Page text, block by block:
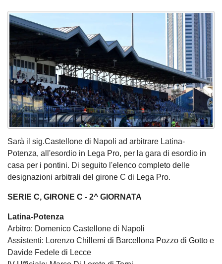
Sarà il sig.Castellone di Napoli ad arbitrare Latina-
Potenza, all'esordio in Lega Pro, per la gara di esordio in
casa per i pontini. Di seguito l'elenco completo delle
designazioni arbitrali del girone C di Lega Pro.
SERIE C, GIRONE C - 2^ GIORNATA
Latina-Potenza
Arbitro: Domenico Castellone di Napoli
Assistenti: Lorenzo Chillemi di Barcellona Pozzo di Gotto e
Davide Fedele di Lecce